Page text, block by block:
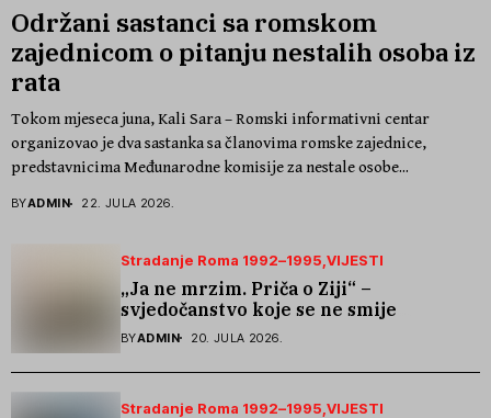
Održani sastanci sa romskom
zajednicom o pitanju nestalih osoba iz
rata
Tokom mjeseca juna, Kali Sara – Romski informativni centar
organizovao je dva sastanka sa članovima romske zajednice,
predstavnicima Međunarodne komisije za nestale osobe...
BYADMIN 22. JULA 2026.
Stradanje Roma 1992–1995 VIJESTI
„Ja ne mrzim. Priča o Ziji“ –
svjedočanstvo koje se ne smije
zaboraviti
BYADMIN 20. JULA 2026.
Stradanje Roma 1992–1995 VIJESTI